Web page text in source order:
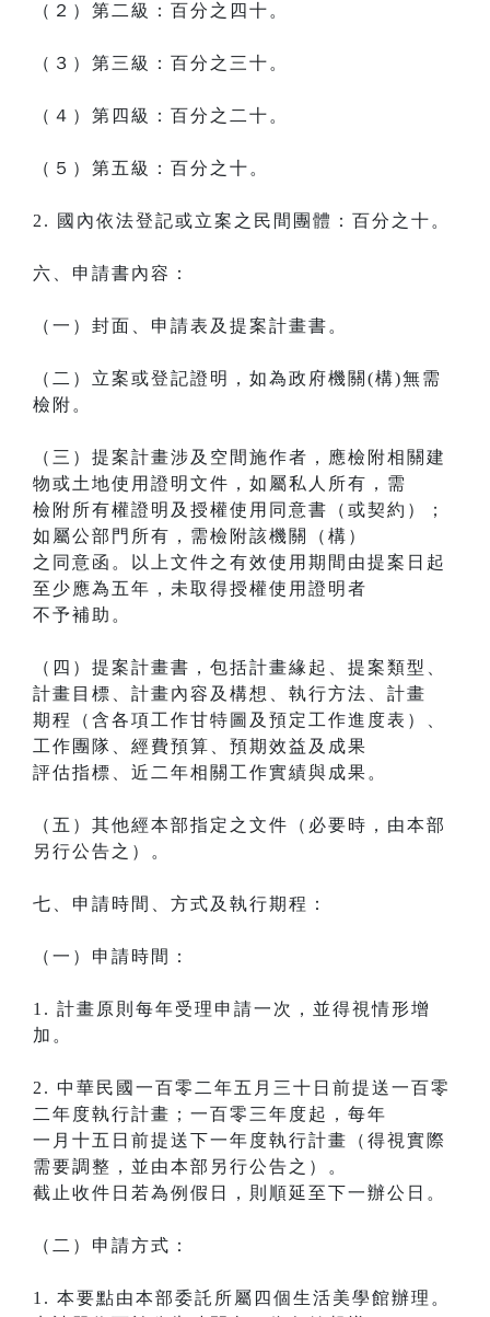
（２）第二級：百分之四十。
（３）第三級：百分之三十。
（４）第四級：百分之二十。
（５）第五級：百分之十。
2. 國內依法登記或立案之民間團體：百分之十。
六、申請書內容：
（一）封面、申請表及提案計畫書。
（二）立案或登記證明，如為政府機關(構)無需
檢附。
（三）提案計畫涉及空間施作者，應檢附相關建
物或土地使用證明文件，如屬私人所有，需
檢附所有權證明及授權使用同意書（或契約）；
如屬公部門所有，需檢附該機關（構）
之同意函。以上文件之有效使用期間由提案日起
至少應為五年，未取得授權使用證明者
不予補助。
（四）提案計畫書，包括計畫緣起、提案類型、
計畫目標、計畫內容及構想、執行方法、計畫
期程（含各項工作甘特圖及預定工作進度表）、
工作團隊、經費預算、預期效益及成果
評估指標、近二年相關工作實績與成果。
（五）其他經本部指定之文件（必要時，由本部
另行公告之）。
七、申請時間、方式及執行期程：
（一）申請時間：
1. 計畫原則每年受理申請一次，並得視情形增
加。
2. 中華民國一百零二年五月三十日前提送一百零
二年度執行計畫；一百零三年度起，每年
一月十五日前提送下一年度執行計畫（得視實際
需要調整，並由本部另行公告之）。
截止收件日若為例假日，則順延至下一辦公日。
（二）申請方式：
1. 本要點由本部委託所屬四個生活美學館辦理。